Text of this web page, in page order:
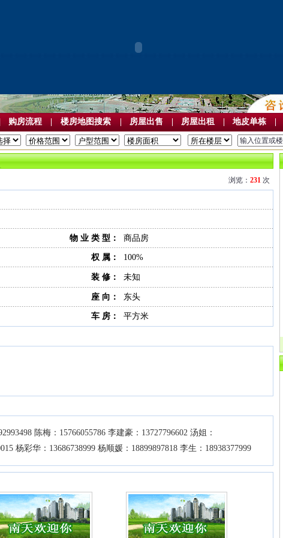
购房流程 楼房地图搜索 房屋出售 房屋出租 地皮单栋
浏览： 231 次
物 业 类 型： 商品房
权 属： 100%
装 修： 未知
座 向： 东头
车 房： 平方米
陈梅：15766055786 李建豪：13727796602 汤姐：
杨彩华：13686738999 杨顺媛：18899897818 李生：18938377999